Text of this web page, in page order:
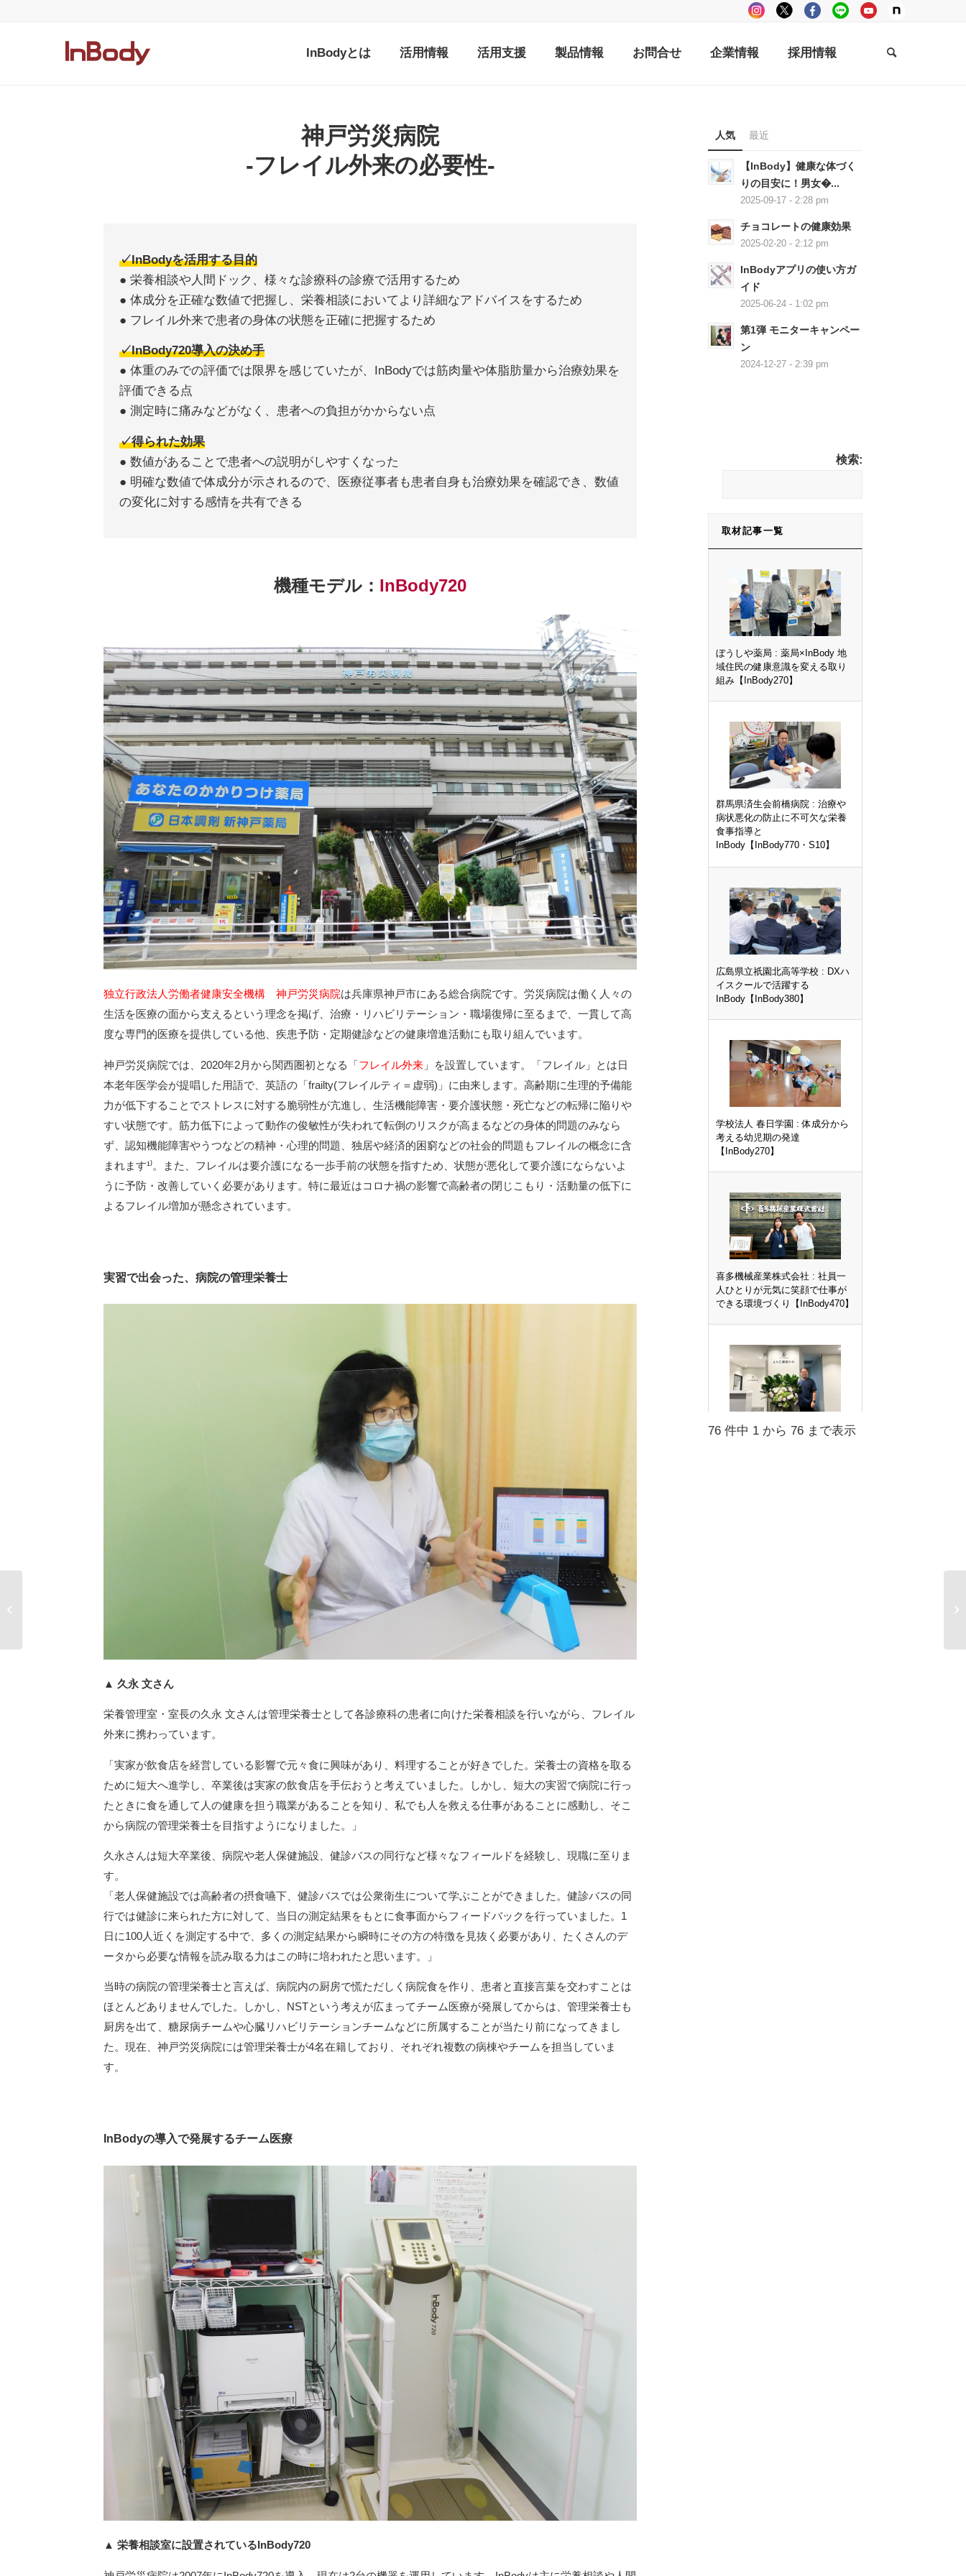
InBodyとは 活用情報 活用支援 製品情報 お問合せ 企業情報 採用情報
神戸労災病院
-フレイル外来の必要性-
✓InBodyを活用する目的
● 栄養相談や人間ドック、様々な診療科の診療で活用するため
● 体成分を正確な数値で把握し、栄養相談においてより詳細なアドバイスをするため
● フレイル外来で患者の身体の状態を正確に把握するため
✓InBody720導入の決め手
● 体重のみでの評価では限界を感じていたが、InBodyでは筋肉量や体脂肪量から治療効果を
評価できる点
● 測定時に痛みなどがなく、患者への負担がかからない点
✓得られた効果
● 数値があることで患者への説明がしやすくなった
● 明確な数値で体成分が示されるので、医療従事者も患者自身も治療効果を確認でき、数値
の変化に対する感情を共有できる
機種モデル： InBody720
独立行政法人労働者健康安全機構 神戸労災病院は兵庫県神戸市にある総合病院です。労災病院は働く人々の
生活を医療の面から支えるという理念を掲げ、治療・リハビリテーション・職場復帰に至るまで、一貫して高
度な専門的医療を提供している他、疾患予防・定期健診などの健康増進活動にも取り組んでいます。
神戸労災病院では、2020年2月から関西圏初となる「 フレイル外来 」を設置しています。「フレイル」とは日
本老年医学会が提唱した用語で、英語の「frailty(フレイルティ＝虚弱)」に由来します。高齢期に生理的予備能
力が低下することでストレスに対する脆弱性が亢進し、生活機能障害・要介護状態・死亡などの転帰に陥りや
すい状態です。筋力低下によって動作の俊敏性が失われて転倒のリスクが高まるなどの身体的問題のみなら
ず、認知機能障害やうつなどの精神・心理的問題、独居や経済的困窮などの社会的問題もフレイルの概念に含
まれます¹⁾。また、フレイルは要介護になる一歩手前の状態を指すため、状態が悪化して要介護にならないよ
うに予防・改善していく必要があります。特に最近はコロナ禍の影響で高齢者の閉じこもり・活動量の低下に
よるフレイル増加が懸念されています。
実習で出会った、病院の管理栄養士
▲ 久永 文さん
栄養管理室・室長の久永 文さんは管理栄養士として各診療科の患者に向けた栄養相談を行いながら、フレイル
外来に携わっています。
「実家が飲食店を経営している影響で元々食に興味があり、料理することが好きでした。栄養士の資格を取る
ために短大へ進学し、卒業後は実家の飲食店を手伝おうと考えていました。しかし、短大の実習で病院に行っ
たときに食を通して人の健康を担う職業があることを知り、私でも人を救える仕事があることに感動し、そこ
から病院の管理栄養士を目指すようになりました。」
久永さんは短大卒業後、病院や老人保健施設、健診バスの同行など様々なフィールドを経験し、現職に至りま
す。
「老人保健施設では高齢者の摂食嚥下、健診バスでは公衆衛生について学ぶことができました。健診バスの同
行では健診に来られた方に対して、当日の測定結果をもとに食事面からフィードバックを行っていました。1
日に100人近くを測定する中で、多くの測定結果から瞬時にその方の特徴を見抜く必要があり、たくさんのデ
ータから必要な情報を読み取る力はこの時に培われたと思います。」
当時の病院の管理栄養士と言えば、病院内の厨房で慌ただしく病院食を作り、患者と直接言葉を交わすことは
ほとんどありませんでした。しかし、NSTという考えが広まってチーム医療が発展してからは、管理栄養士も
厨房を出て、糖尿病チームや心臓リハビリテーションチームなどに所属することが当たり前になってきまし
た。現在、神戸労災病院には管理栄養士が4名在籍しており、それぞれ複数の病棟やチームを担当していま
す。
InBodyの導入で発展するチーム医療
▲ 栄養相談室に設置されているInBody720
人気 最近
【InBody】健康な体づく
りの目安に！男女�...
2025-09-17 - 2:28 pm
チョコレートの健康効果
2025-02-20 - 2:12 pm
InBodyアプリの使い方ガ
イド
2025-06-24 - 1:02 pm
第1弾 モニターキャンペー
ン
2024-12-27 - 2:39 pm
検索:
取材記事一覧
ぼうしや薬局 : 薬局×InBody 地
域住民の健康意識を変える取り
組み【InBody270】
群馬県済生会前橋病院 : 治療や
病状悪化の防止に不可欠な栄養
食事指導と
InBody【InBody770・S10】
広島県立祇園北高等学校 : DXハ
イスクールで活躍する
InBody【InBody380】
学校法人 春日学園 : 体成分から
考える幼児期の発達
【InBody270】
喜多機械産業株式会社 : 社員一
人ひとりが元気に笑顔で仕事が
できる環境づくり【InBody470】
AND美容外科 : 客観的な数字で
76 件中 1 から 76 まで表示